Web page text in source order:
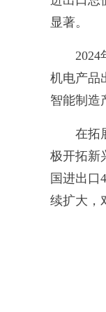
显著。
2024年
机电产品
智能制造
在拓展
极开拓新
国进出口
续扩大，